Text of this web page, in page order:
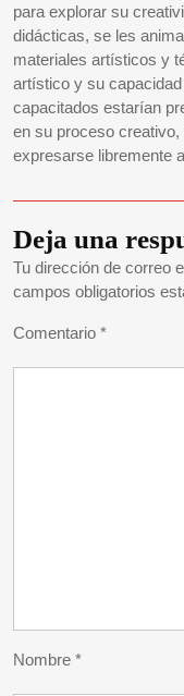
para explorar su
didácticas, se les
materiales artísticos y
artístico y su
capacitados estarían
en su proceso
expresarse libremente
Deja una
Tu dirección de correo
campos obligatorios
Comentario *
Nombre *